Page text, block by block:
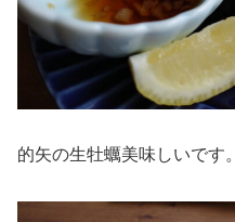
的矢の生牡蠣美味しいです。